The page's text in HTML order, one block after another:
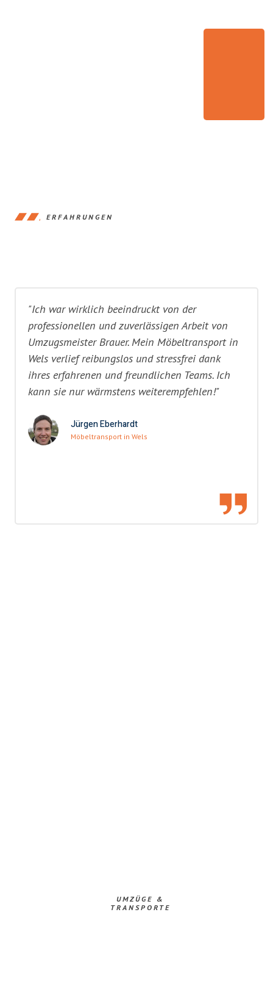
ERFAHRUNGEN
"Ich war wirklich beeindruckt von der
professionellen und zuverlässigen Arbeit von
Umzugsmeister Brauer. Mein Möbeltransport in
Wels verlief reibungslos und stressfrei dank
ihres erfahrenen und freundlichen Teams. Ich
kann sie nur wärmstens weiterempfehlen!"
Jürgen Eberhardt
Möbeltransport in Wels
UMZÜGE &
TRANSPORTE